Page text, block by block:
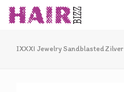
IXXXI Jewelry Sandblasted Zilver